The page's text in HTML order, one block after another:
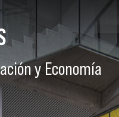
y Economía